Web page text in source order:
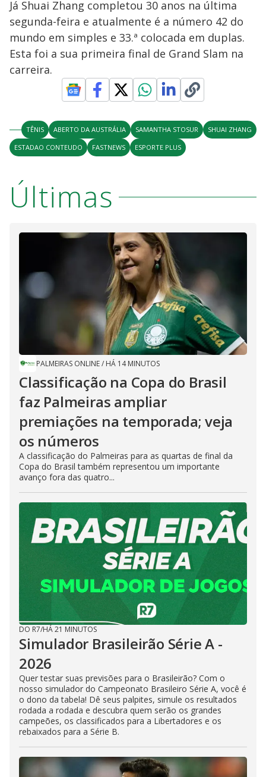
Já Shuai Zhang completou 30 anos na última
segunda-feira e atualmente é a número 42 do
mundo em simples e 33.ª colocada em duplas.
Esta foi a sua primeira final de Grand Slam na
carreira.
TÊNIS ABERTO DA AUSTRÁLIA SAMANTHA STOSUR
SHUAI ZHANG
ESTADAO CONTEUDO
FASTNEWS ESPORTE PLUS
Últimas
PALMEIRAS ONLINE/ HÁ 14 MINUTOS
Classificação na Copa do Brasil
faz Palmeiras ampliar
premiações na temporada; veja
os números
A classificação do Palmeiras para as quartas de final da
Copa do Brasil também representou um importante
avanço fora das quatro...
DO R7/HÁ 21 MINUTOS
Simulador Brasileirão Série A -
2026
Quer testar suas previsões para o Brasileirão? Com o
nosso simulador do Campeonato Brasileiro Série A, você é
o dono da tabela! Dê seus palpites, simule os resultados
rodada a rodada e descubra quem serão os grandes
campeões, os classificados para a Libertadores e os
rebaixados para a Série B.